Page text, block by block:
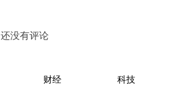
还没有评论
财经 科技